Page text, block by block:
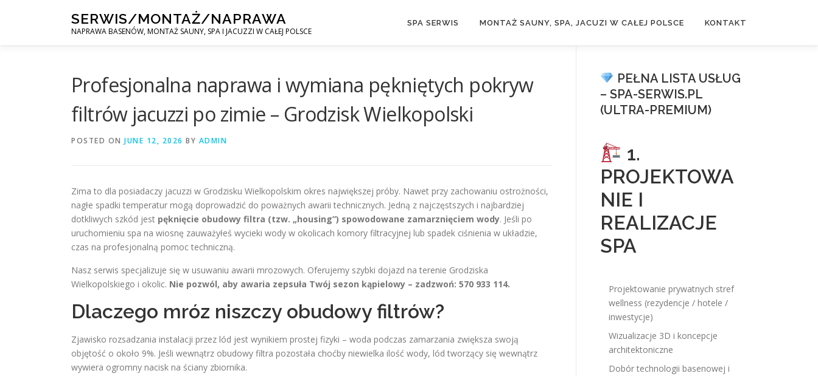
SERWIS/MONTAŻ/NAPRAWA
NAPRAWA BASENÓW, MONTAŻ SAUNY, SPA I JACUZZI W CAŁEJ POLSCE
SPA SERWIS MONTAŻ SAUNY, SPA, JACUZI W CAŁEJ POLSCE KONTAKT
Profesjonalna naprawa i wymiana pękniętych pokryw
filtrów jacuzzi po zimie – Grodzisk Wielkopolski
POSTED ON JUNE 12, 2026 BY ADMIN
Zima to dla posiadaczy jacuzzi w Grodzisku Wielkopolskim okres największej próby. Nawet przy zachowaniu ostrożności,
nagłe spadki temperatur mogą doprowadzić do poważnych awarii technicznych. Jedną z najczęstszych i najbardziej
dotkliwych szkód jest pęknięcie obudowy filtra (tzw. „housing”) spowodowane zamarznięciem wody. Jeśli po
uruchomieniu spa na wiosnę zauważyłeś wycieki wody w okolicach komory filtracyjnej lub spadek ciśnienia w układzie,
czas na profesjonalną pomoc techniczną.
Nasz serwis specjalizuje się w usuwaniu awarii mrozowych. Oferujemy szybki dojazd na terenie Grodziska
Wielkopolskiego i okolic. Nie pozwól, aby awaria zepsuła Twój sezon kąpielowy – zadzwoń: 570 933 114.
Dlaczego mróz niszczy obudowy filtrów?
Zjawisko rozsadzania instalacji przez lód jest wynikiem prostej fizyki – woda podczas zamarzania zwiększa swoją
objętość o około 9%. Jeśli wewnątrz obudowy filtra pozostała choćby niewielka ilość wody, lód tworzący się wewnątrz
wywiera ogromny nacisk na ściany zbiornika.
PEŁNA LISTA USŁUG
– SPA-SERWIS.PL
(ULTRA-PREMIUM)
1.
PROJEKTOWA
NIE I
REALIZACJE
SPA
Projektowanie prywatnych stref
wellness (rezydencje / hotele /
inwestycje)
Wizualizacje 3D i koncepcje
architektoniczne
Dobór technologii basenowej i